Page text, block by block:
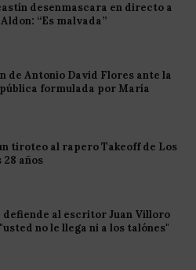
desenmascara en directo a
“Es malvada”
de Antonio David Flores ante la
formulada por María
tiroteo al rapero Takeoff de Los
28 años
defiende al escritor Juan Villoro
no le llega ni a los talónes"